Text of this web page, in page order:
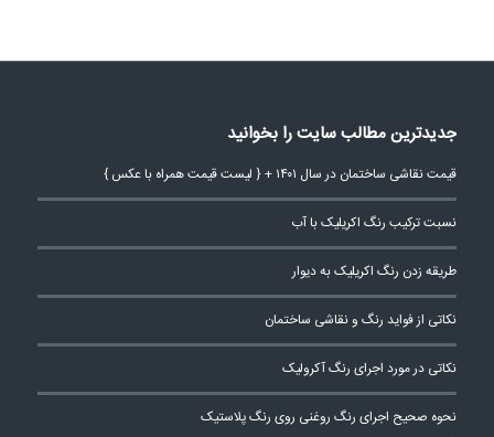
جدیدترین مطالب سایت را بخوانید
قیمت نقاشی ساختمان در سال ۱۴۰۱ + { لیست قیمت همراه با عکس }
نسبت ترکیب رنگ اکریلیک با آب
طریقه زدن رنگ اکریلیک به دیوار
نکاتی از فواید رنگ و نقاشی ساختمان
نکاتی در مورد اجرای رنگ آکرولیک
نحوه صحیح اجرای رنگ روغنی روی رنگ پلاستیک